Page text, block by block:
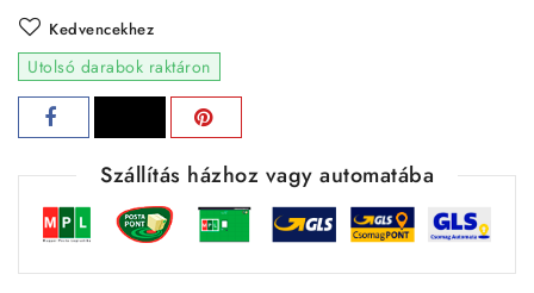
Kedvencekhez
Utolsó darabok raktáron
Szállítás házhoz vagy automatába